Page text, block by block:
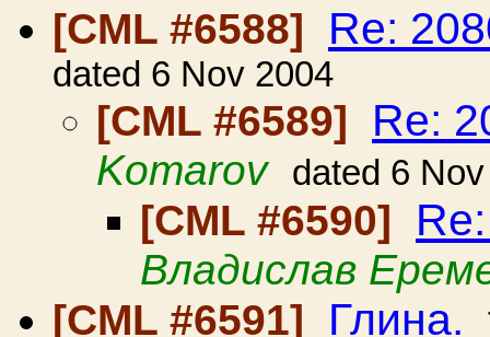
[CML #6588] Re:
dated 6 Nov 2004
[CML #6589] Re:
Komarov dated 6
[CML #6590]
Владислав
[CML #6591]
Глина.